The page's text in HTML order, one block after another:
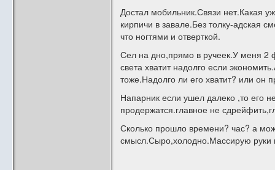
Достал мобильник.Связи нет.Какая
кирпичи в завале.Без толку-адская
что ногтями и отверткой.
Сел на дно,прямо в ручеек.У меня 2
света хватит надолго если
тоже.Надолго ли его хватит? или он
Напарник если ушел далеко ,то его
продержатся.главное не
Сколько прошло времени? час? а
смысл.Сыро,холодно.Массирую руки